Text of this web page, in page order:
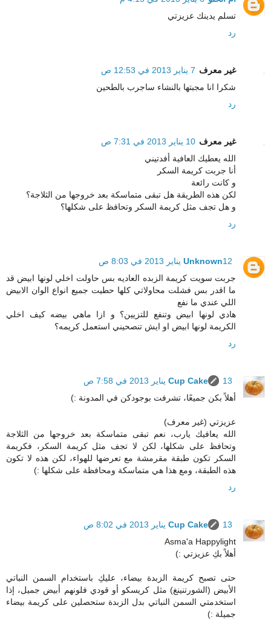
تسلم يدينك عزيزتي
رد
غير معرف 7 يناير 2013 في 12:53 ص
شكرا انا مجبتها بالنشاء ساجرب بالطحين
رد
غير معرف 10 يناير 2013 في 7:31 ص
الله يعطيك العافية أفدتيني
أنا جربت كريمة السكر
و كانت رائعة
لكن هذه الطريقة هل تبقى متماسكة بعد خروجها من الثلاجة؟
و هل تجف مثل كريمة السكر وتحافظ على شكلها؟
رد
Unknown12 يناير 2013 في 8:03 ص
جربت سويت كريمة الزبده العاديه بس حاولت اخلي لونها ابيض قد
ما اقدر بس فشلت محاولاتي كلها حطيت جميع انواع الوان الابيض
اللي عندي ما نفع
هادي لونها ابيض وتنفع للتزيين؟ و ازا ماهي بيضه كيف اخلي
الكريمة لونها ابيض او ايش تنصحيني استعمل كريمه؟
رد
Cup Cake
13 يناير 2013 في 7:58 ص
أهلاً بكن جميعًا، تشرفت بوجودكن في المدونة :)
عزيزتي (غير معرف)
الله يعافيك يارب، نعم تبقى متماسكة بعد خروجها من الثلاجة
وتحافظ على شكلها، لكن لا تجف مثل كريمة السكر، فكريمة
السكر تكون طبقة مقرمشة مع تعرضها للهواء، لكن هذه لا تكون
هذه الطبقة، ومع هذا هي متماسكة ومحافظة على شكلها :)
رد
Cup Cake
13 يناير 2013 في 8:02 ص
Asma'a Happylight
أهلاً بكِ عزيزتي :)
حتى تصبح كريمة الزبدة بيضاء، عليكِ باستخدام السمن النباتي
الأبيض (الشورتنينغ) مثل كريسكو أو قودي فلونهم أبيض جميل، إذا
استخدمتي السمن النباتي بدل الزبدة ستحصلين على كريمة بيضاء
جميلة :)